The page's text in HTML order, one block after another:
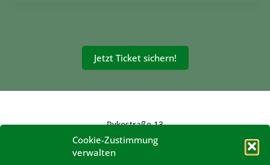
Cookie-Zustimmung
verwalten
Jetzt Ticket sichern!
Rykestraße 13
10405 Berlin
konferenz@hanfverband.de